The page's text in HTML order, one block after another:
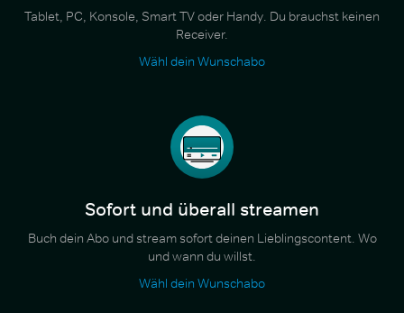
Tablet, PC, Konsole, Smart TV oder Handy. Du brauchst keinen
Receiver.
Wähl dein Wunschabo
Sofort und überall streamen
Buch dein Abo und stream sofort deinen Lieblingscontent. Wo
und wann du willst.
Wähl dein Wunschabo